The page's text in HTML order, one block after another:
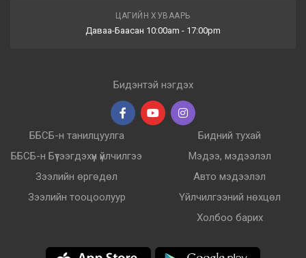
ЦАГИЙН ХУВААРЬ
Даваа-Баасан 10:00am - 17:00pm
Бидэнтэй нэгдэх
ББСБ-н танилцуулга
ББСБ-н Бүтээгдэхүүн үйлчилгээ
Зээлийн өргөдөл
Зээлийн тооцоолуур
Бидний тухай
Мэдээ, мэдээлэл
Авто мэдээлэл
Үйлчилгээний нөхцөл
Холбоо барих